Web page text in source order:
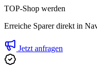
TOP-Shop werden
Erreiche Sparer direkt in
Jetzt anfragen